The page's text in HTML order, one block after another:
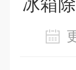
冰箱